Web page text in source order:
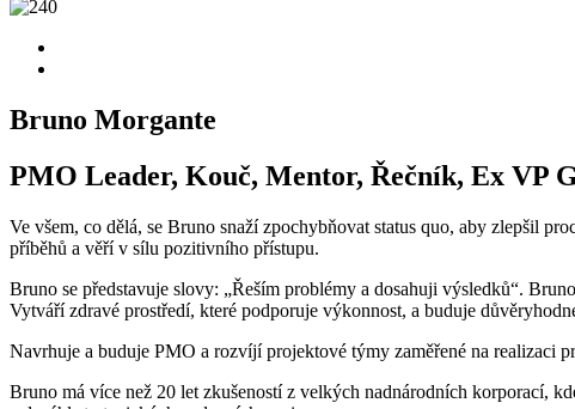
Bruno Morgante
PMO Leader, Kouč, Mentor, Řečník, Ex VP
Ve všem, co dělá, se Bruno snaží zpochybňovat status quo, aby zlepšil
příběhů a věří v sílu pozitivního přístupu.
Bruno se představuje slovy: „Řeším problémy a dosahuji výsledků“.
Vytváří zdravé prostředí, které podporuje výkonnost, a buduje
Navrhuje a buduje PMO a rozvíjí projektové týmy zaměřené na realizaci
Bruno má více než 20 let zkušeností z velkých nadnárodních korporací,